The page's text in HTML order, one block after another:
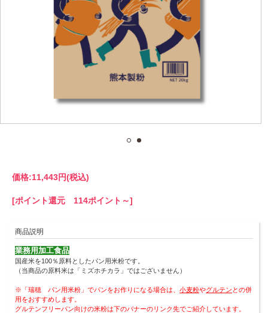
価格:11,443円(税込)
[ポイント還元 114ポイント～]
商品説明
業務用加工食品
国産米を100％原料としたパン用米粉です。
（当商品の原料米は「ミズホチカラ」ではございません）
※「瑞穂 パン用米粉」でパンをお作りになる場合は、 小麦粉やグルテン との併
用をおすすめします。
グルテンフリーパン向けの米粉は下のバナーのリンク先でご紹介しています。